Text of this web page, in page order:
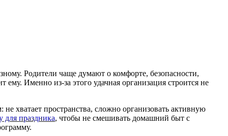
Родители чаще думают о комфорте, безопасности,
Именно из-за этого удачная организация строится не
хватает пространства, сложно организовать активную
для праздника, чтобы не смешивать домашний быт с